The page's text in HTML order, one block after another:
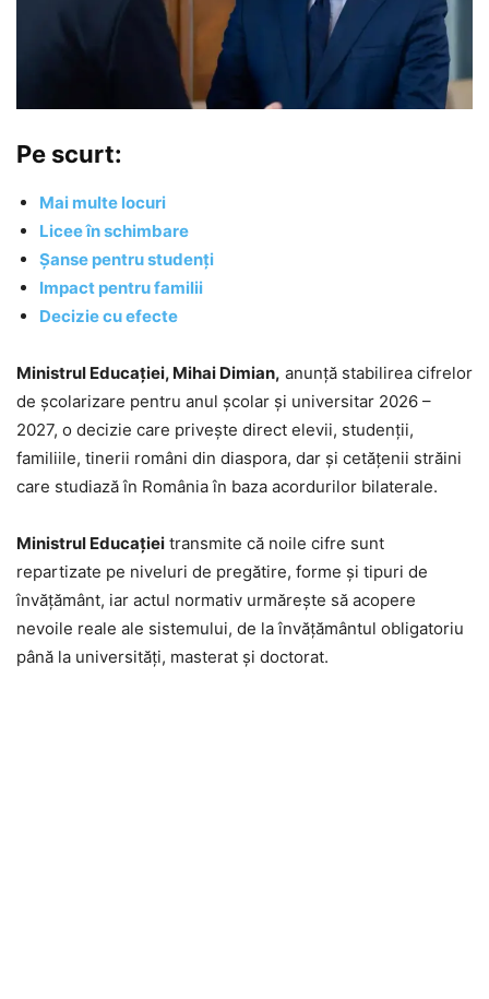
Pe scurt:
Mai multe locuri
Licee în schimbare
Șanse pentru studenți
Impact pentru familii
Decizie cu efecte
Ministrul Educației, Mihai Dimian, anunță stabilirea cifrelor
de școlarizare pentru anul școlar și universitar 2026 –
2027, o decizie care privește direct elevii, studenții,
familiile, tinerii români din diaspora, dar și cetățenii străini
care studiază în România în baza acordurilor bilaterale.
Ministrul Educației transmite că noile cifre sunt
repartizate pe niveluri de pregătire, forme și tipuri de
învățământ, iar actul normativ urmărește să acopere
nevoile reale ale sistemului, de la învățământul obligatoriu
până la universități, masterat și doctorat.